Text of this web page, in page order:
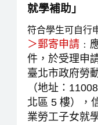
就學補助」
符合學生可自行
＞郵寄申請﹕
件，於受理申
臺北市政府勞
（地址：
北區 5 樓），
業勞工子女就